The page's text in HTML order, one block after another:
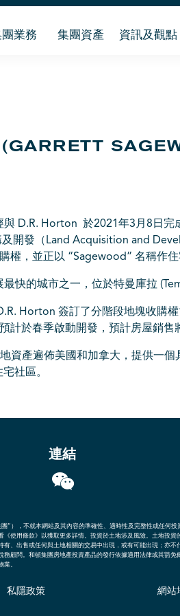
業務 集團資產 資訊及觀點
(GARRETT
與 D.R. Horton 於2021年3月8日
開發（Land Acquisition and
權，並正以 “Sagewood” 名稱作住
快的城市之一，位於特曼庫拉
Horton 簽訂了分階段地塊收購
計於春季啟動開發，預計房屋銷售
資產遍佈美國和加拿大，提供一
社區。
連結
”），不就本網站及其內容的準確性、適時性及完整性或任何
使用條款》以獲取更多詳情。投資於土地涉及風險。土地投
、出售或任何與土地相關的交易中出現，或有可能出現；亦
顧問。和頓集團房地產投資產品的發行依據適用法律或其豁
業。
私隱政策 網站